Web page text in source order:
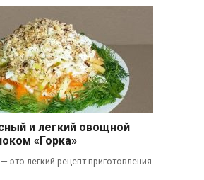
и легкий овощной
«Горка»
это легкий рецепт приготовления